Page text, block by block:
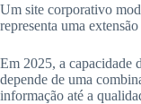
Um site corporativo
representa uma
Em 2025, a capacidade
depende de uma
informação até a